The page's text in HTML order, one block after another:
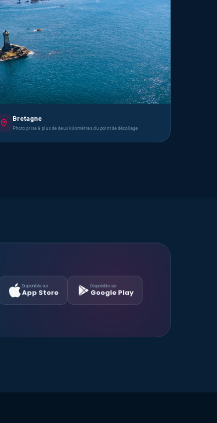
Bretagne
Photo prise à plus de deux kilomètres du point de décollage
Disponible sur
App Store
Disponible sur
Google Play